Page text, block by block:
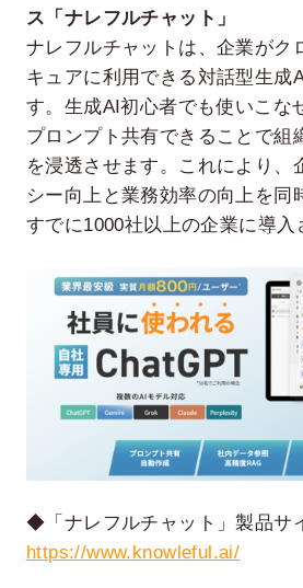
ス「ナレフルチャット」
ナレフルチャットは、企業がク
キュアに利用できる対話型生成
す。生成AI初心者でも使いこな
プロンプト共有できることで組
を浸透させます。これにより、
シー向上と業務効率の向上を同
すでに1000社以上の企業に導入
◆「ナレフルチャット」製品サ
https://www.knowleful.ai/